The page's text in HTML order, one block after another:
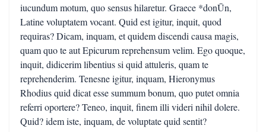
iucundum motum, quo sensus hilaretur. Graece *donŪn,
Latine voluptatem vocant. Quid est igitur, inquit, quod
requiras? Dicam, inquam, et quidem discendi causa magis,
quam quo te aut Epicurum reprehensum velim. Ego quoque,
inquit, didicerim libentius si quid attuleris, quam te
reprehenderim. Tenesne igitur, inquam, Hieronymus
Rhodius quid dicat esse summum bonum, quo putet omnia
referri oportere? Teneo, inquit, finem illi videri nihil dolere.
Quid? idem iste, inquam, de voluptate quid sentit?